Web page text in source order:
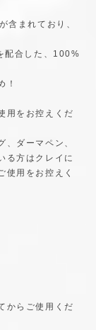
含まれており、
配合した、100%
！
用をお控えくだ
、ダーマペン、
る方はクレイに
使用をお控えく
からご使用くだ